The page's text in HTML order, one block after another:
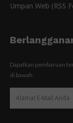
Umpan Web (RSS
Dapatkan pembaruan
di bawah.